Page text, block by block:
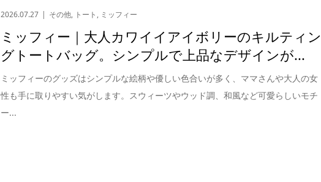
2026.07.27 その他, トート, ミッフィー
ミッフィー｜大人カワイイアイボリーのキルティン
グトートバッグ。シンプルで上品なデザインが...
ミッフィーのグッズはシンプルな絵柄や優しい色合いが多く、ママさんや大人の女
性も手に取りやすい気がします。スウィーツやウッド調、和風など可愛らしいモチ
ー...